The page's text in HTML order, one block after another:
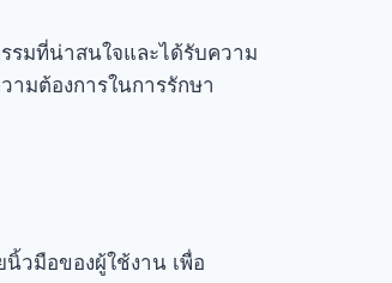
รมที่น่าสนใจและได้รับความ
มต้องการในการรักษา
วมือของผู้ใช้งาน เพื่อ